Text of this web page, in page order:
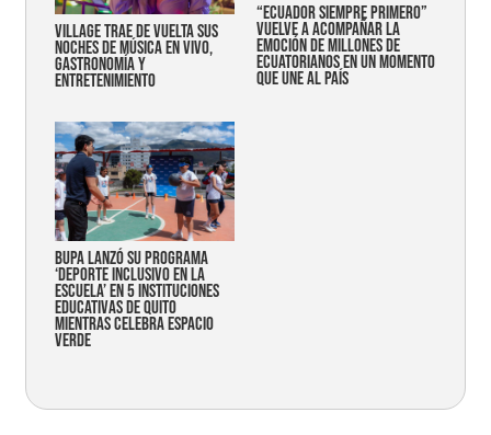
Village trae de vuelta sus
noches de música en vivo,
gastronomía y
entretenimiento
“Ecuador siempre primero”
vuelve a acompañar la
emoción de millones de
ecuatorianos en un momento
que une al país
Bupa lanzó su programa
‘Deporte Inclusivo en la
Escuela’ en 5 instituciones
educativas de Quito
mientras celebra espacio
verde